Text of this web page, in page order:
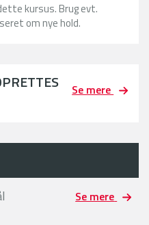
kursus. Brug evt.
om nye hold.
Se mere
Se mere